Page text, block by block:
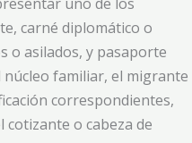
carné diplomático o
o asilados, y pasaporte
núcleo familiar, el migrante
correspondientes,
o cabeza de